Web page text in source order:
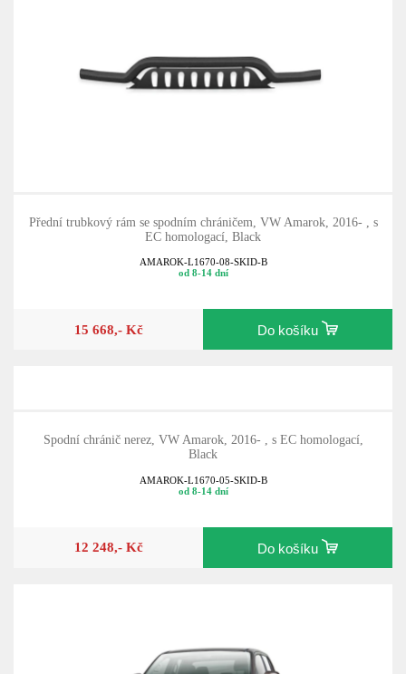
Přední trubkový rám se spodním chráničem, VW Amarok, 2016- , s
EC homologací, Black
AMAROK-L1670-08-SKID-B
od 8-14 dní
15 668,- Kč Do košíku
Spodní chránič nerez, VW Amarok, 2016- , s EC homologací,
Black
AMAROK-L1670-05-SKID-B
od 8-14 dní
12 248,- Kč Do košíku